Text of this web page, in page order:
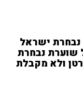
ישראל
שוערת נבחרת
ולא מקבלת